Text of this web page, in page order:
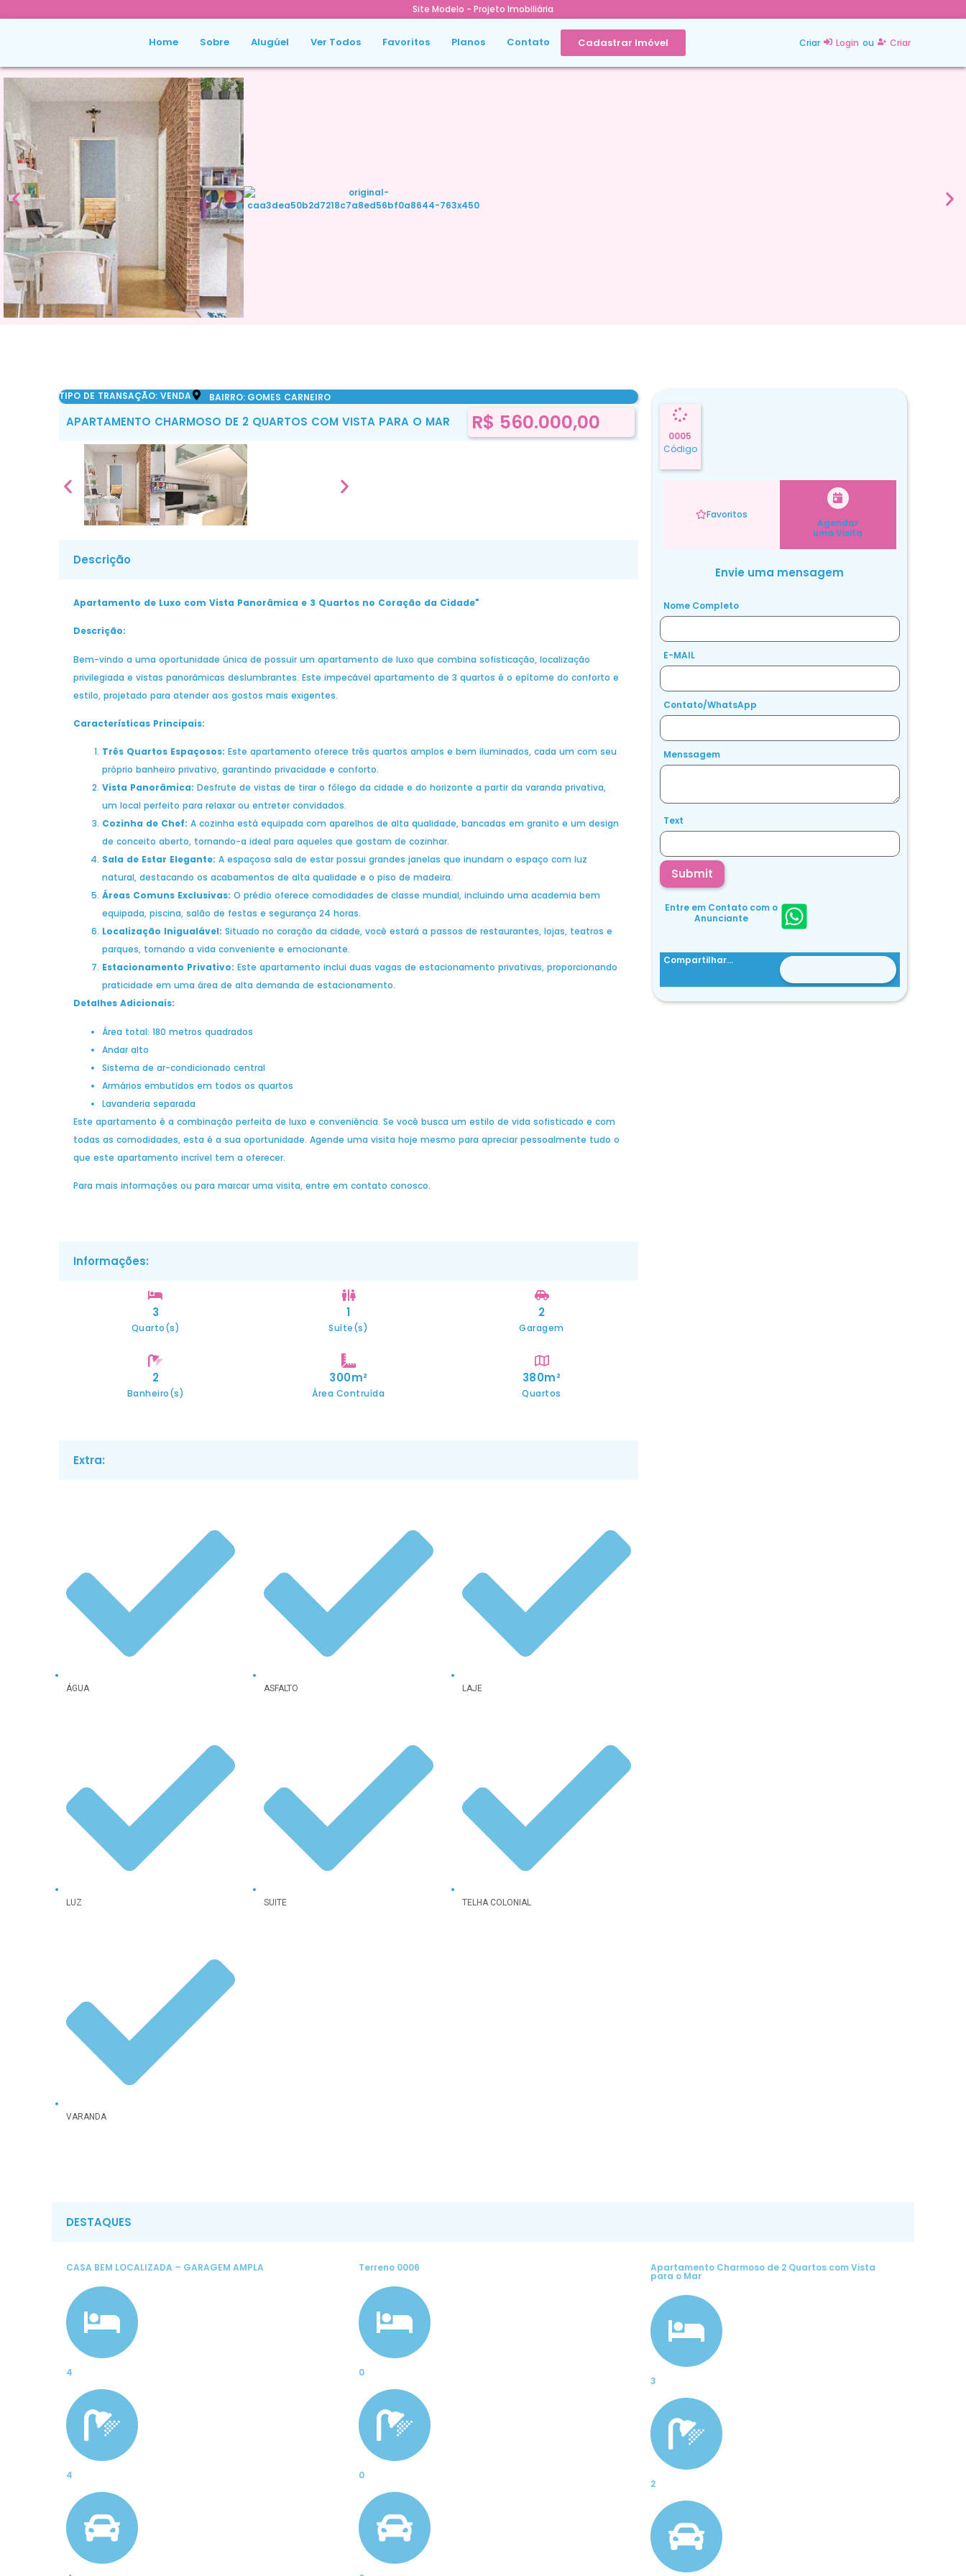
Site Modelo - Projeto Imobiliária
Home Sobre Alugúel Ver Todos Favoritos Planos Contato Cadastrar Imóvel Criar Login ou Criar
TIPO DE TRANSAÇÃO: VENDA BAIRRO: GOMES CARNEIRO
APARTAMENTO CHARMOSO DE 2 QUARTOS COM VISTA PARA O MAR R$ 560.000,00
Descrição
Apartamento de Luxo com Vista Panorâmica e 3 Quartos no Coração da Cidade"
Descrição:
Bem-vindo a uma oportunidade única de possuir um apartamento de luxo que combina sofisticação, localização
privilegiada e vistas panorâmicas deslumbrantes. Este impecável apartamento de 3 quartos é o epítome do conforto e
estilo, projetado para atender aos gostos mais exigentes.
Características Principais:
Três Quartos Espaçosos: Este apartamento oferece três quartos amplos e bem iluminados, cada um com seu
próprio banheiro privativo, garantindo privacidade e conforto.
Vista Panorâmica: Desfrute de vistas de tirar o fôlego da cidade e do horizonte a partir da varanda privativa,
um local perfeito para relaxar ou entreter convidados.
Cozinha de Chef: A cozinha está equipada com aparelhos de alta qualidade, bancadas em granito e um design
de conceito aberto, tornando-a ideal para aqueles que gostam de cozinhar.
Sala de Estar Elegante: A espaçosa sala de estar possui grandes janelas que inundam o espaço com luz
natural, destacando os acabamentos de alta qualidade e o piso de madeira.
Áreas Comuns Exclusivas: O prédio oferece comodidades de classe mundial, incluindo uma academia bem
equipada, piscina, salão de festas e segurança 24 horas.
Localização Inigualável: Situado no coração da cidade, você estará a passos de restaurantes, lojas, teatros e
parques, tornando a vida conveniente e emocionante.
Estacionamento Privativo: Este apartamento inclui duas vagas de estacionamento privativas, proporcionando
praticidade em uma área de alta demanda de estacionamento.
Detalhes Adicionais:
Área total: 180 metros quadrados
Andar alto
Sistema de ar-condicionado central
Armários embutidos em todos os quartos
Lavanderia separada
Este apartamento é a combinação perfeita de luxo e conveniência. Se você busca um estilo de vida sofisticado e com
todas as comodidades, esta é a sua oportunidade. Agende uma visita hoje mesmo para apreciar pessoalmente tudo o
que este apartamento incrível tem a oferecer.
Para mais informações ou para marcar uma visita, entre em contato conosco.
Informações:
3
Quarto(s)
1
Suíte(s)
2
Garagem
2
Banheiro(s)
300m²
Área Contruída
380m²
Quartos
Extra:
ÁGUA ASFALTO LAJE
LUZ SUITE TELHA COLONIAL
VARANDA
0005
Código
Favoritos
Agendar
uma Visita
Envie uma mensagem
Nome Completo
E-MAIL
Contato/WhatsApp
Menssagem
Text
Submit
Entre em Contato com o
Anunciante
Compartilhar...
DESTAQUES
CASA BEM LOCALIZADA – GARAGEM AMPLA
4
4
Terreno 0006
0
0
Apartamento Charmoso de 2 Quartos com Vista
para o Mar
3
2